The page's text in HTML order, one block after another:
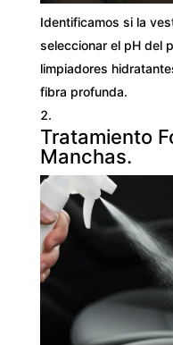
Identificamos si la
seleccionar el pH del
limpiadores
fibra profunda.
Tratamiento
Manchas.